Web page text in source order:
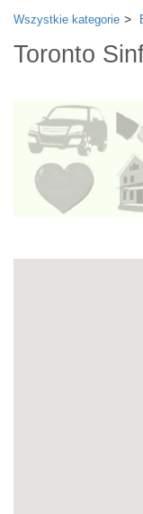
Wszystkie kategorie
Toronto